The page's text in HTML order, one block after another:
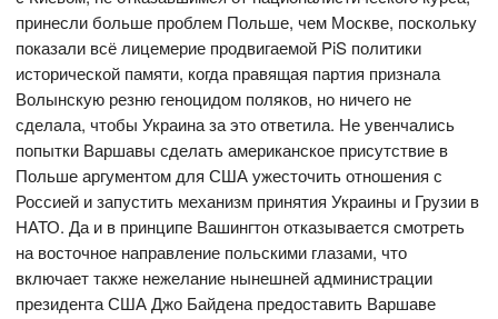
принесли больше проблем Польше, чем Москве, поскольку
показали всё лицемерие продвигаемой PiS политики
исторической памяти, когда правящая партия признала
Волынскую резню геноцидом поляков, но ничего не
сделала, чтобы Украина за это ответила. Не увенчались
попытки Варшавы сделать американское присутствие в
Польше аргументом для США ужесточить отношения с
Россией и запустить механизм принятия Украины и Грузии в
НАТО. Да и в принципе Вашингтон отказывается смотреть
на восточное направление польскими глазами, что
включает также нежелание нынешней администрации
президента США Джо Байдена предоставить Варшаве